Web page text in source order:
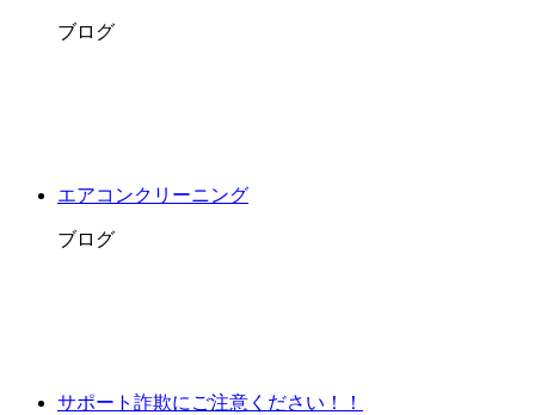
ブログ
エアコンクリーニング
ブログ
サポート詐欺にご注意ください！！